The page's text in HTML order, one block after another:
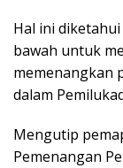
Hal ini
bawah untuk
memenangkan
dalam
Mengutip
Pemenangan